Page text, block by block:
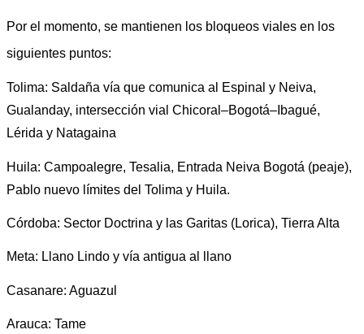
Por el momento, se mantienen los bloqueos viales en los
siguientes puntos:
Tolima: Saldaña vía que comunica al Espinal y Neiva,
Gualanday, intersección vial Chicoral–Bogotá–Ibagué,
Lérida y Natagaina
Huila: Campoalegre, Tesalia, Entrada Neiva Bogotá (peaje),
Pablo nuevo límites del Tolima y Huila.
Córdoba: Sector Doctrina y las Garitas (Lorica), Tierra Alta
Meta: Llano Lindo y vía antigua al llano
Casanare: Aguazul
Arauca: Tame